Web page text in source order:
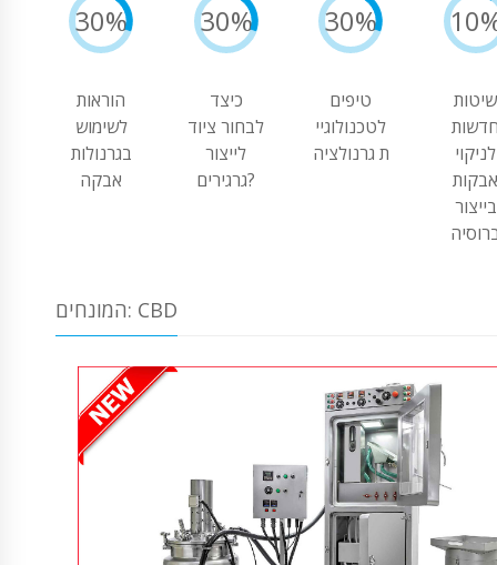
30%
הוראות
לשימוש
בגרנולות
אבקה
30%
כיצד
לבחור ציוד
לייצור
גרגירים?
30%
טיפים
לטכנולוגיי
ת גרנולציה
שיטות
לניקוי
בייצור
המונחים: CBD